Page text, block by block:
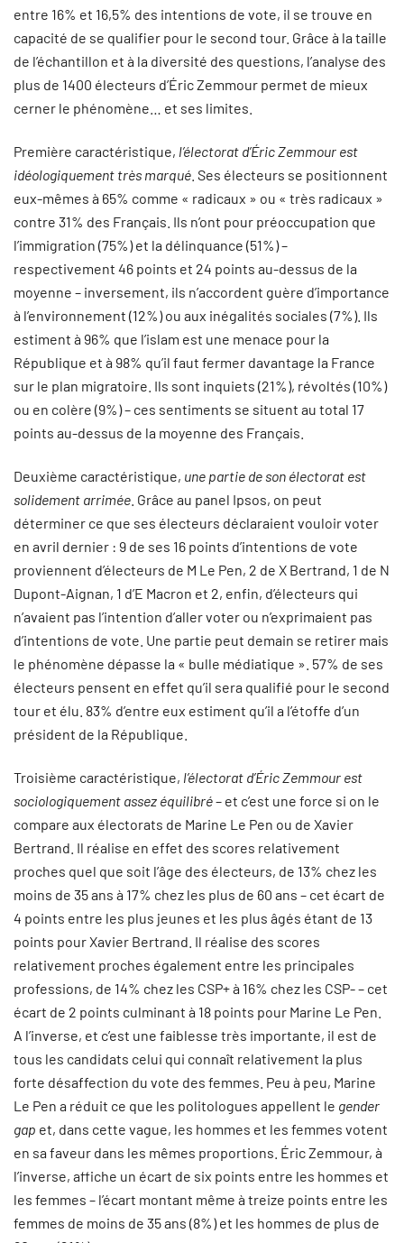
entre 16% et 16,5% des intentions de vote, il se trouve en
capacité de se qualifier pour le second tour. Grâce à la taille
de l’échantillon et à la diversité des questions, l’analyse des
plus de 1400 électeurs d’Éric Zemmour permet de mieux
cerner le phénomène… et ses limites.
Première caractéristique, l’électorat d’Éric Zemmour est
idéologiquement très marqué . Ses électeurs se positionnent
eux-mêmes à 65% comme « radicaux » ou « très radicaux »
contre 31% des Français. Ils n’ont pour préoccupation que
l’immigration (75%) et la délinquance (51%) –
respectivement 46 points et 24 points au-dessus de la
moyenne – inversement, ils n’accordent guère d’importance
à l’environnement (12%) ou aux inégalités sociales (7%). Ils
estiment à 96% que l’islam est une menace pour la
République et à 98% qu’il faut fermer davantage la France
sur le plan migratoire. Ils sont inquiets (21%), révoltés (10%)
ou en colère (9%) – ces sentiments se situent au total 17
points au-dessus de la moyenne des Français.
Deuxième caractéristique, une partie de son électorat est
solidement arrimée . Grâce au panel Ipsos, on peut
déterminer ce que ses électeurs déclaraient vouloir voter
en avril dernier : 9 de ses 16 points d’intentions de vote
proviennent d’électeurs de M Le Pen, 2 de X Bertrand, 1 de N
Dupont-Aignan, 1 d’E Macron et 2, enfin, d’électeurs qui
n’avaient pas l’intention d’aller voter ou n’exprimaient pas
d’intentions de vote. Une partie peut demain se retirer mais
le phénomène dépasse la « bulle médiatique ». 57% de ses
électeurs pensent en effet qu’il sera qualifié pour le second
tour et élu. 83% d’entre eux estiment qu’il a l’étoffe d’un
président de la République.
Troisième caractéristique, l’électorat d’Éric Zemmour est
sociologiquement assez équilibré– et c’est une force si on le
compare aux électorats de Marine Le Pen ou de Xavier
Bertrand. Il réalise en effet des scores relativement
proches quel que soit l’âge des électeurs, de 13% chez les
moins de 35 ans à 17% chez les plus de 60 ans – cet écart de
4 points entre les plus jeunes et les plus âgés étant de 13
points pour Xavier Bertrand. Il réalise des scores
relativement proches également entre les principales
professions, de 14% chez les CSP+ à 16% chez les CSP- – cet
écart de 2 points culminant à 18 points pour Marine Le Pen.
A l’inverse, et c’est une faiblesse très importante, il est de
tous les candidats celui qui connaît relativement la plus
forte désaffection du vote des femmes. Peu à peu, Marine
Le Pen a réduit ce que les politologues appellent le gender
gap et, dans cette vague, les hommes et les femmes votent
en sa faveur dans les mêmes proportions. Éric Zemmour, à
l’inverse, affiche un écart de six points entre les hommes et
les femmes – l’écart montant même à treize points entre les
femmes de moins de 35 ans (8%) et les hommes de plus de